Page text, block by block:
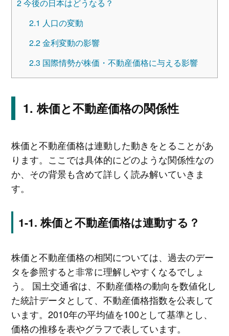
2今後の日本はどうなる？
2.1 人口の変動
2.2金利変動の影響
2.3 国際情勢が株価・不動産価格に与える影響
株価と不動産価格の関係性
株価と不動産価格は連動した動きをとることがあ
ります。ここでは具体的にどのような関係性なの
か、その背景も含めて詳しく読み解いていきま
す。
株価と不動産価格は連動する？
株価と不動産価格の相関については、過去のデー
タを参照すると非常に理解しやすくなるでしょ
う。 国土交通省は、不動産価格の動向を数値化し
た統計データとして、不動産価格指数を公表して
います。2010年の平均値を100として基準とし、
価格の推移を表やグラフで表しています。